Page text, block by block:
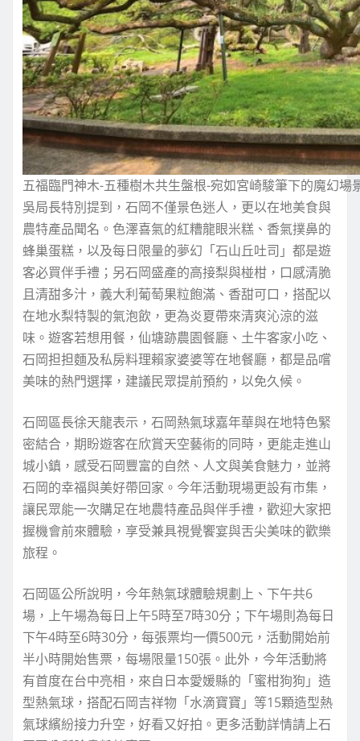
五福臨門神木-五種樹木共生盤根-宛如宮崎駿筆下的魔幻場
吳局長特別提到，石岡不僅景色迷人，更以在地美食與
農特產品聞名。色澤喜氣的紅糟龍眼米糕、香氣撲鼻的
蜂巢蛋糕，以及每日限量的夢幻「石山丘吐司」都是遊
客必買伴手禮；另石岡盛產的高接梨與椪柑，口感清脆
且清甜多汁，義大利葡萄果粒飽滿、香甜可口，搭配以
在地水梨特製的氣泡飲，更為炎夏帶來清爽沁涼的滋
味。遊客若想用餐，仙塘跡農園餐廳、土牛客家小吃、
石岡担担麵及私房料理賴家婆婆等在地餐廳，都是品嚐
美味的熱門選擇，建議民眾提前預約，以免久候。
石岡區長徐天龍表示，石岡熱氣球嘉年華與在地特色緊
密結合，期盼遊客在欣賞天空藝術的同時，更能走進山
城小鎮，感受石岡豐富的自然、人文與美食魅力，並將
石岡的幸福與美好帶回家。今年活動現場更設有市集，
讓民眾能一次購足在地農特產品與伴手禮，歡迎大家把
握機會前來體驗，享受兼具視覺饗宴與舌尖美味的歡樂
旅程。
石岡區公所說明，今年熱氣球體驗規劃上、下午共6
場，上午場為每日上午5時至7時30分；下午場則為每日
下午4時至6時30分，每張票均一價500元，活動開始前
半小時開始售票，每場限量150張。此外，今年活動將
有首度在台中亮相，來自日本愛媛縣的「蜜柑狗狗」造
型熱氣球，搭配石岡吉祥物「水滴寶寶」等15顆造型熱
氣球繽紛接力升空，好看又好拍。更多活動詳情請上石